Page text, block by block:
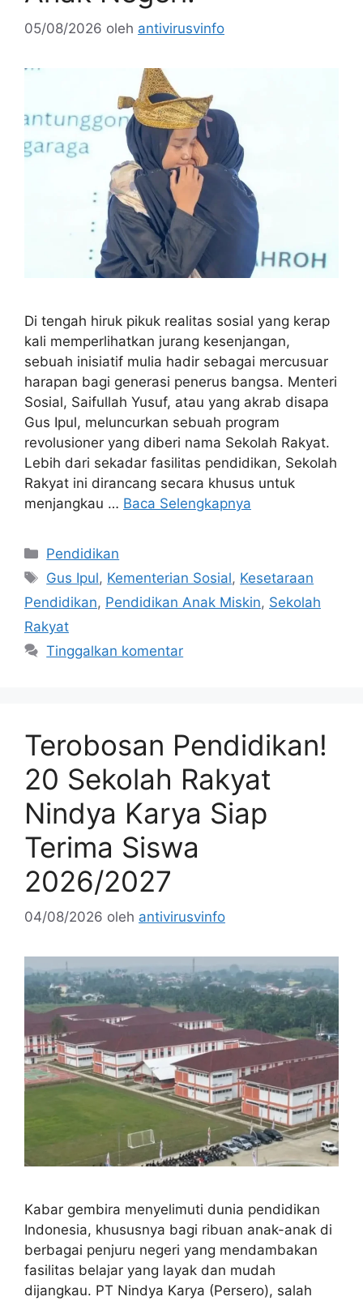
05/08/2026 oleh antivirusvinfo
Di tengah hiruk pikuk realitas sosial yang kerap
kali memperlihatkan jurang kesenjangan,
sebuah inisiatif mulia hadir sebagai mercusuar
harapan bagi generasi penerus bangsa. Menteri
Sosial, Saifullah Yusuf, atau yang akrab disapa
Gus Ipul, meluncurkan sebuah program
revolusioner yang diberi nama Sekolah Rakyat.
Lebih dari sekadar fasilitas pendidikan, Sekolah
Rakyat ini dirancang secara khusus untuk
menjangkau … Baca Selengkapnya
Kategori
Pendidikan
Tag
Gus Ipul, Kementerian Sosial, Kesetaraan
Pendidikan, Pendidikan Anak Miskin, Sekolah
Rakyat
Tinggalkan komentar
Terobosan Pendidikan!
20 Sekolah Rakyat
Nindya Karya Siap
Terima Siswa
2026/2027
04/08/2026 oleh antivirusvinfo
Kabar gembira menyelimuti dunia pendidikan
Indonesia, khususnya bagi ribuan anak-anak di
berbagai penjuru negeri yang mendambakan
fasilitas belajar yang layak dan mudah
dijangkau. PT Nindya Karya (Persero), salah